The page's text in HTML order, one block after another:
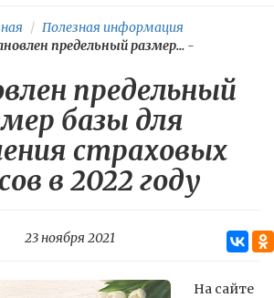
Полезная информация
предельный размер... -
предельный
базы для
страховых
в 2022 году
23 ноября 2021
На сайте